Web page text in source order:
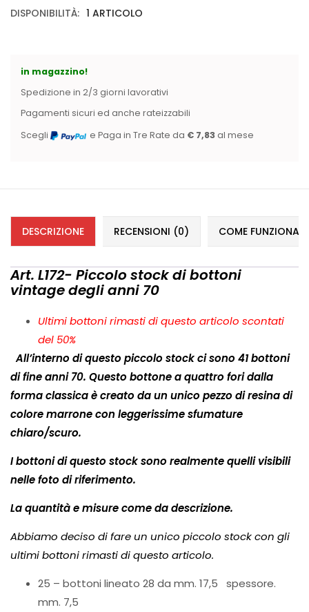
DISPONIBILITÀ: 1 ARTICOLO
in magazzino!
Spedizione in 2/3 giorni lavorativi
Pagamenti sicuri ed anche rateizzabili
Scegli
e Paga in Tre Rate da € 7,83 al mese
DESCRIZIONE RECENSIONI (0) COME
Art. L172- Piccolo stock di bottoni
vintage degli anni 70
Ultimi bottoni rimasti di questo articolo scontati
del 50%
All’interno di questo piccolo stock ci sono 41 bottoni
di fine anni 70. Questo bottone a quattro fori dalla
forma classica è creato da un unico pezzo di resina di
colore marrone con leggerissime sfumature
chiaro/scuro.
I bottoni di questo stock sono realmente quelli visibili
nelle foto di riferimento.
La quantità e misure come da descrizione.
Abbiamo deciso di fare un unico piccolo stock con gli
ultimi bottoni rimasti di questo articolo.
25 – bottoni lineato 28 da mm. 17,5 spessore.
mm. 7,5